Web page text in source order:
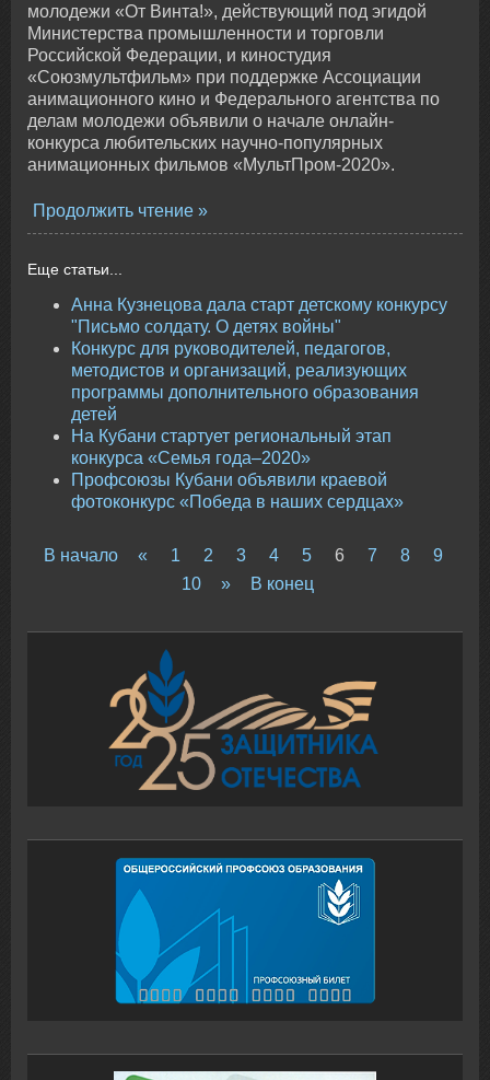
молодежи «От Винта!», действующий под эгидой
Министерства промышленности и торговли
Российской Федерации, и киностудия
«Союзмультфильм» при поддержке Ассоциации
анимационного кино и Федерального агентства по
делам молодежи объявили о начале онлайн-
конкурса любительских научно-популярных
анимационных фильмов «МультПром-2020».
Продолжить чтение
Еще статьи...
Анна Кузнецова дала старт детскому конкурсу
"Письмо солдату. О детях войны"
Конкурс для руководителей, педагогов,
методистов и организаций, реализующих
программы дополнительного образования
детей
На Кубани стартует региональный этап
конкурса «Семья года–2020»
Профсоюзы Кубани объявили краевой
фотоконкурс «Победа в наших сердцах»
В начало « 1 2 3 4 5 6 7 8
9
10
» В конец